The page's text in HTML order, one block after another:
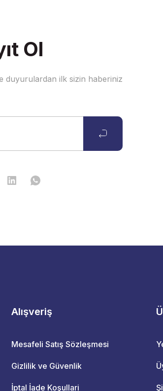
Ol
duyurulardan ilk sizin haberiniz
Alışveriş
Mesafeli Satış Sözleşmesi
Gizlilik ve Güvenlik
İptal İade Koşullari